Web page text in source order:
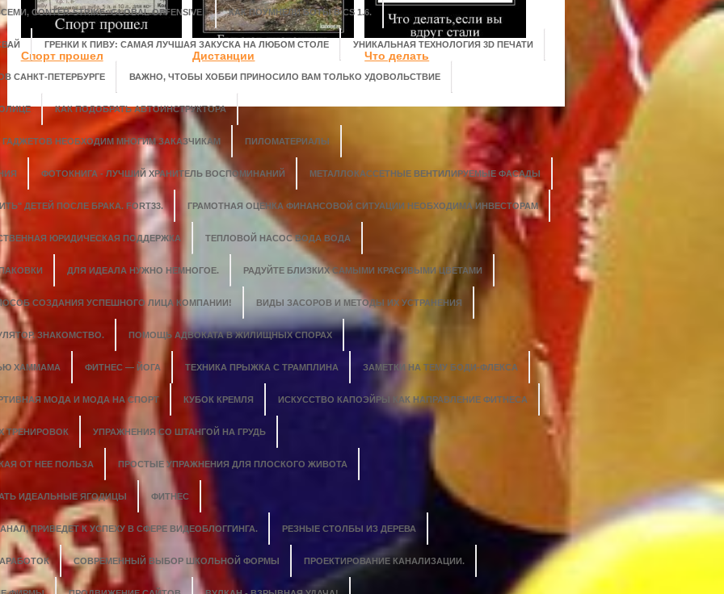
CONTER-STRIKE: GLOBAL OFFENSIVE. КАК ПОУМНЕЛИ БОТЫ В CS 1.6.
ГРЕНКИ К ПИВУ: САМАЯ ЛУЧШАЯ ЗАКУСКА НА ЛЮБОМ СТОЛЕ УНИКАЛЬНАЯ ТЕХНОЛОГИЯ 3D ПЕЧАТИ
САНКТ-ПЕТЕРБУРГЕ ВАЖНО, ЧТОБЫ ХОББИ ПРИНОСИЛО ВАМ ТОЛЬКО УДОВОЛЬСТВИЕ
КАК ПОДОБРАТЬ АВТОИНСТРУКТОРА
НЕОБХОДИМ МНОГИМ ЗАКАЗЧИКАМ ПИЛОМАТЕРИАЛЫ
ФОТОКНИГА - ЛУЧШИЙ ХРАНИТЕЛЬ ВОСПОМИНАНИЙ МЕТАЛЛОКАССЕТНЫЕ ВЕНТИЛИРУЕМЫЕ ФАСАДЫ
ДЕТЕЙ ПОСЛЕ БРАКА. FORT33. ГРАМОТНАЯ ОЦЕНКА ФИНАНСОВОЙ СИТУАЦИИ НЕОБХОДИМА ИНВЕСТОРАМ
ЮРИДИЧЕСКАЯ ПОДДЕРЖКА ТЕПЛОВОЙ НАСОС ВОДА ВОДА
ДЛЯ ИДЕАЛА НУЖНО НЕМНОГОЕ. РАДУЙТЕ БЛИЗКИХ САМЫМИ КРАСИВЫМИ ЦВЕТАМИ
СОЗДАНИЯ УСПЕШНОГО ЛИЦА КОМПАНИИ! ВИДЫ ЗАСОРОВ И МЕТОДЫ ИХ УСТРАНЕНИЯ
ЗНАКОМСТВО. ПОМОЩЬ АДВОКАТА В ЖИЛИЩНЫХ СПОРАХ
ХАММАМА ФИТНЕС — ЙОГА ТЕХНИКА ПРЫЖКА С ТРАМПЛИНА ЗАМЕТКИ НА ТЕМУ БОДИ-ФЛЕКСА
МОДА И МОДА НА СПОРТ КУБОК КРЕМЛЯ ИСКУССТВО КАПОЭЙРЫ КАК НАПРАВЛЕНИЕ ФИТНЕСА
ТРЕНИРОВОК УПРАЖНЕНИЯ СО ШТАНГОЙ НА ГРУДЬ
ОТ НЕЕ ПОЛЬЗА ПРОСТЫЕ УПРАЖНЕНИЯ ДЛЯ ПЛОСКОГО ЖИВОТА
ИДЕАЛЬНЫЕ ЯГОДИЦЫ ФИТНЕС
ПРИВЕДЕТ К УСПЕХУ В СФЕРЕ ВИДЕОБЛОГГИНГА. РЕЗНЫЕ СТОЛБЫ ИЗ ДЕРЕВА
СОВРЕМЕННЫЙ ВЫБОР ШКОЛЬНОЙ ФОРМЫ ПРОЕКТИРОВАНИЕ КАНАЛИЗАЦИИ.
Спорт прошел Дистанции Что делать